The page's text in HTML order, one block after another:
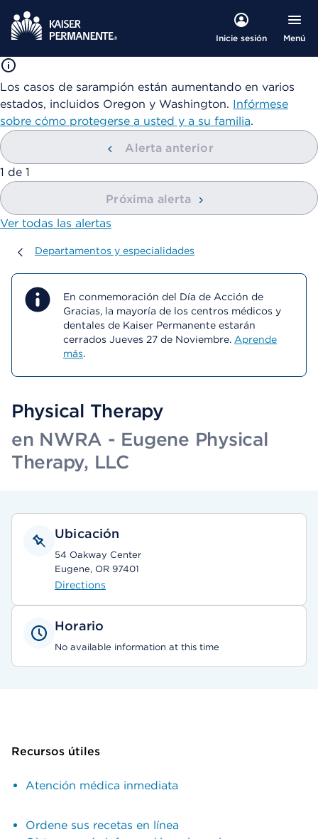
Inicie sesión Menú
Los casos de sarampión están aumentando en varios
estados, incluidos Oregon y Washington. Infórmese
sobre cómo protegerse a usted y a su familia.
Alerta anterior
mostrando
1 de 1
Próxima alerta
Ver todas las alertas
Departamentos y especialidades
Departamentos y especialidades
En conmemoración del Día de Acción de
Gracias, la mayoría de los centros médicos y
dentales de Kaiser Permanente estarán
cerrados Jueves 27 de Noviembre. Aprende
más.
Physical Therapy
en NWRA - Eugene Physical
Therapy, LLC
Ubicación
54 Oakway Center
Eugene, OR 97401
Directions
Horario
No available information at this time
Recursos útiles
Atención médica inmediata
Ordene sus recetas en línea